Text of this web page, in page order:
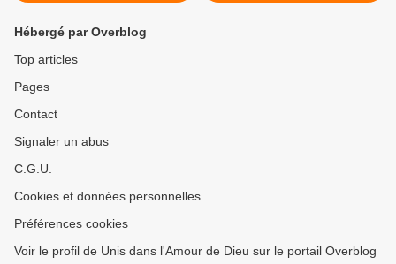
Hébergé par Overblog
Top articles
Pages
Contact
Signaler un abus
C.G.U.
Cookies et données personnelles
Préférences cookies
Voir le profil de Unis dans l'Amour de Dieu sur le portail Overblog